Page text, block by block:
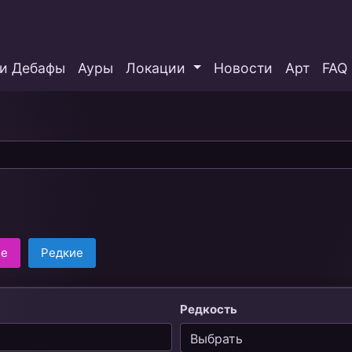
Дебафы Ауры Локации Новости Арт FAQ
Редкие
Редкость
Выбрать